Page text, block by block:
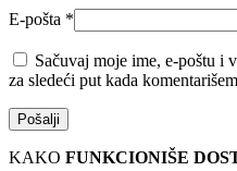
E-pošta *
Sačuvaj moje ime, e-poštu i
za sledeći put kada
KAKO FUNKCIONIŠE